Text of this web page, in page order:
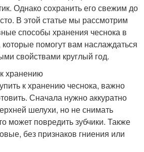
Однако сохранить его свежим до
В этой статье мы рассмотрим
способы хранения чеснока в
помогут вам наслаждаться
свойствами круглый год.
хранению
к хранению чеснока, важно
Сначала нужно аккуратно
шелухи, но не снимать
может повредить зубчики. Также
без признаков гниения или